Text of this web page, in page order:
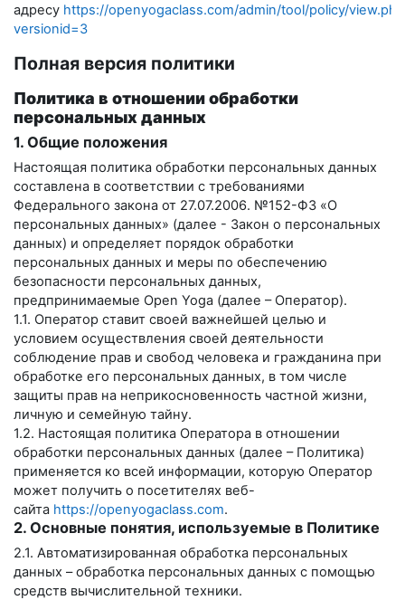
адресу https://openyogaclass.com/admin/tool/policy/
versionid=3
Полная версия политики
Политика в отношении обработки
персональных данных
1. Общие положения
Настоящая политика обработки персональных данных
составлена в соответствии с требованиями
Федерального закона от 27.07.2006. №152-ФЗ «О
персональных данных» (далее - Закон о персональных
данных) и определяет порядок обработки
персональных данных и меры по обеспечению
безопасности персональных данных,
предпринимаемые Open Yoga (далее – Оператор).
1.1. Оператор ставит своей важнейшей целью и
условием осуществления своей деятельности
соблюдение прав и свобод человека и гражданина при
обработке его персональных данных, в том числе
защиты прав на неприкосновенность частной жизни,
личную и семейную тайну.
1.2. Настоящая политика Оператора в отношении
обработки персональных данных (далее – Политика)
применяется ко всей информации, которую Оператор
может получить о посетителях веб-
сайта https://openyogaclass.com.
2. Основные понятия, используемые в Политике
2.1. Автоматизированная обработка персональных
данных – обработка персональных данных с помощью
средств вычислительной техники.